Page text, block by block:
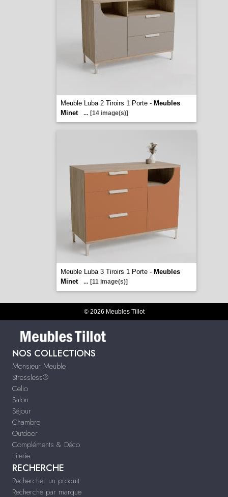
Meuble Luba 2 Tiroirs 1 Porte - Meubles
Minet
... [14 image(s)]
Meuble Luba 3 Tiroirs 1 Porte - Meubles
Minet
... [11 image(s)]
© 2026 Meubles Tillot
NOS COLLECTIONS
Monsieur Meuble
Stressless®
Celio
Salon
Séjour
Chambre
Outdoor
Compléments & Déco
Literie
RECHERCHE
Rechercher un produit
Recherche par marque